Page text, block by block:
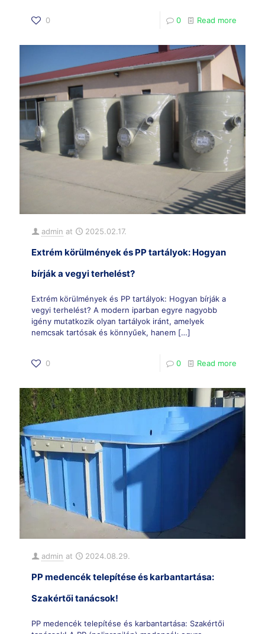
0 0 Read more
admin at 2025.02.17.
Extrém körülmények és PP tartályok: Hogyan
bírják a vegyi terhelést?
Extrém körülmények és PP tartályok: Hogyan bírják a
vegyi terhelést? A modern iparban egyre nagyobb
igény mutatkozik olyan tartályok iránt, amelyek
nemcsak tartósak és könnyűek, hanem […]
0 0 Read more
admin at 2024.08.29.
PP medencék telepítése és karbantartása:
Szakértői tanácsok!
PP medencék telepítése és karbantartása: Szakértői